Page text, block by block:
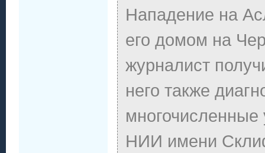
Нападение на
его домом на
журналист
него также
НИИ имени